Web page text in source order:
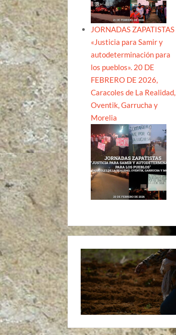
JORNADAS ZAPATISTAS
«Justicia para Samir y
autodeterminación para
los pueblos». 20 DE
FEBRERO DE 2026,
Caracoles de La Realidad,
Oventik, Garrucha y
Morelia